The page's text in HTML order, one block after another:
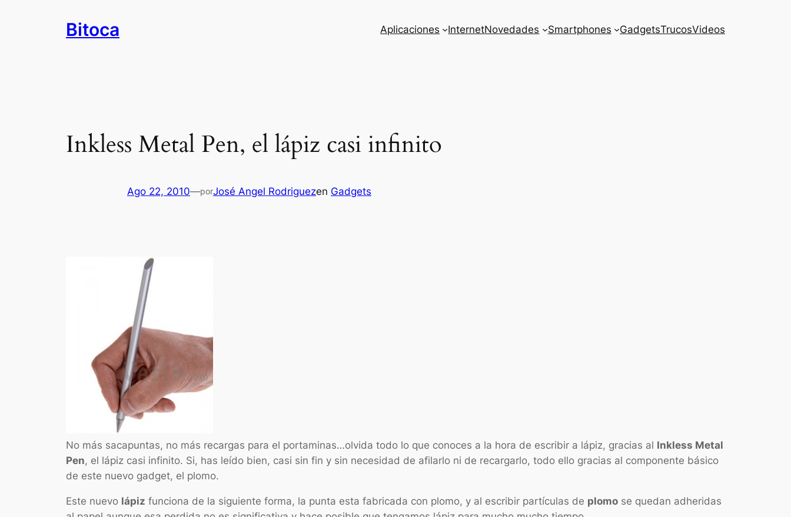
Bitoca Aplicaciones InternetNovedades Smartphones GadgetsTrucosVideos
Inkless Metal Pen, el lápiz casi infinito
Ago 22, 2010—porJosé Angel Rodriguezen Gadgets
No más sacapuntas, no más recargas para el portaminas…olvida todo lo que conoces a la hora de escribir a lápiz, gracias al Inkless Metal
Pen, el lápiz casi infinito. Si, has leído bien, casi sin fin y sin necesidad de afilarlo ni de recargarlo, todo ello gracias al componente básico
de este nuevo gadget, el plomo.
Este nuevo lápiz funciona de la siguiente forma, la punta esta fabricada con plomo, y al escribir partículas de plomo se quedan adheridas